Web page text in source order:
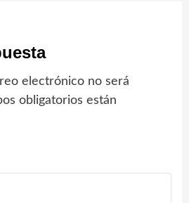
electrónico no será
obligatorios están